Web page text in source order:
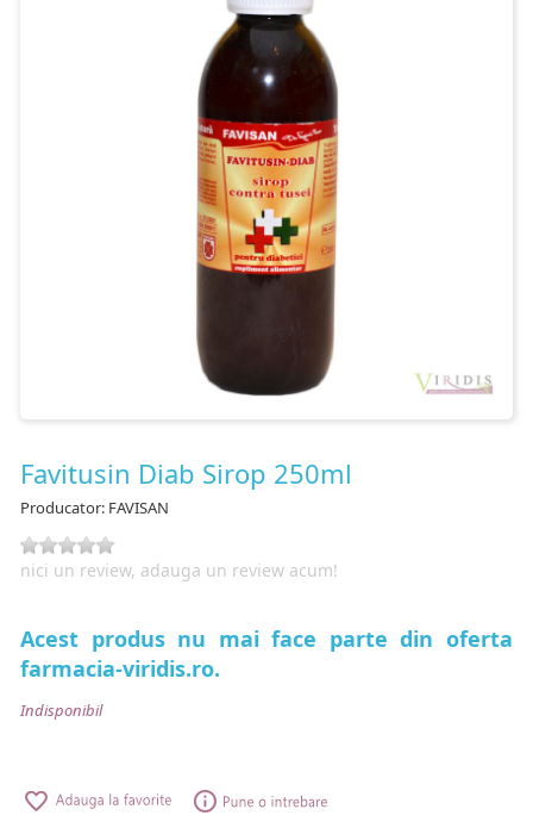
Favitusin Diab Sirop 250ml
Producator: FAVISAN
nici un review, adauga un review acum!
Acest produs nu mai face parte din oferta
farmacia-viridis.ro.
Indisponibil